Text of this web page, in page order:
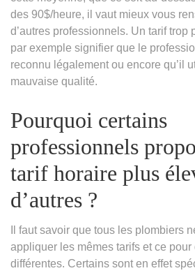
des 90$/heure, il vaut mieux vous
d’autres professionnels. Un tarif trop
par exemple signifier que le
reconnu légalement ou encore qu’il
mauvaise qualité.
Pourquoi certains
professionnels
tarif horaire plus
d’autres ?
Il faut savoir que tous les plombiers
appliquer les mêmes tarifs et ce pour
différentes. Certains sont en effet